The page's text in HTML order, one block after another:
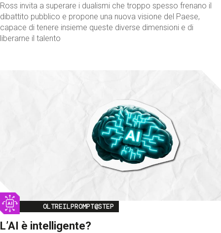
Ross invita a superare i dualismi che troppo spesso frenano il
dibattito pubblico e propone una nuova visione del Paese,
capace di tenere insieme queste diverse dimensioni e di
liberarne il talento
Image
OLTREILPROMPT@STEP
L’AI è intelligente?